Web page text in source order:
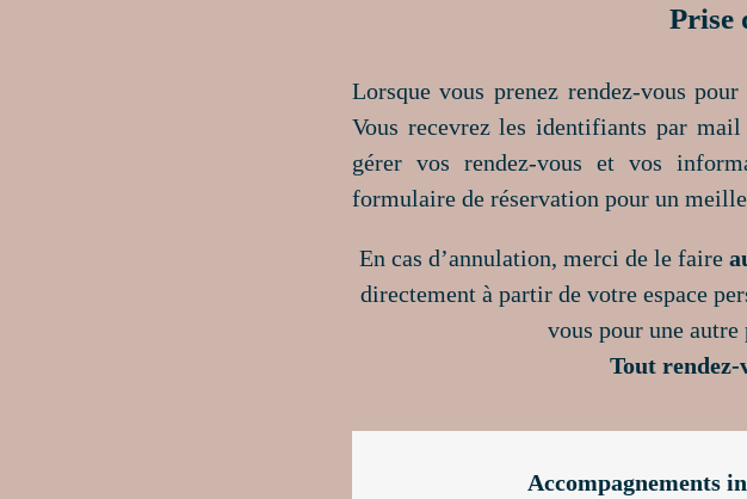
Prise
Lorsque vous prenez rendez-vous
Vous recevrez les identifiants par
gérer vos rendez-vous et vos
formulaire de réservation pour un
En cas d’annulation, merci de le faire
directement à partir de votre espace
vous pour une autre
Tout rendez-
Accompagnements